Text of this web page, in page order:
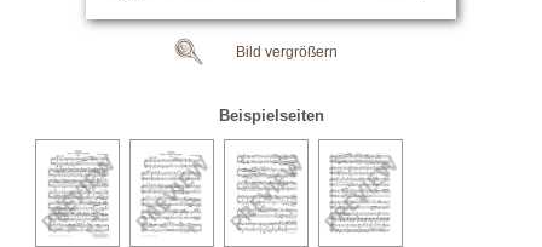
Bild vergrößern
Beispielseiten